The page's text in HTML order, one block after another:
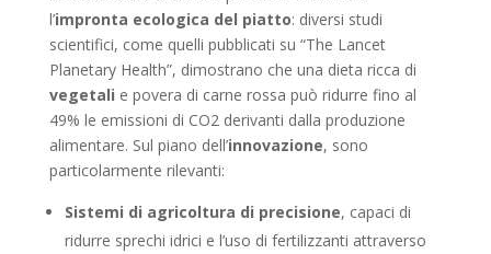
l’impronta ecologica del piatto: diversi studi
scientifici, come quelli pubblicati su “The Lancet
Planetary Health”, dimostrano che una dieta ricca di
vegetali e povera di carne rossa può ridurre fino al
49% le emissioni di CO2 derivanti dalla produzione
alimentare. Sul piano dell’innovazione, sono
particolarmente rilevanti:
Sistemi di agricoltura di precisione, capaci di
ridurre sprechi idrici e l’uso di fertilizzanti attraverso